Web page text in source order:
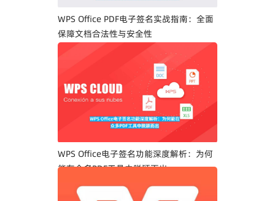
WPS Office PDF电子签名实战指南：全面
保障文档合法性与安全性
WPS Office电子签名功能深度解析：为何
能在众多PDF工具中脱颖而出